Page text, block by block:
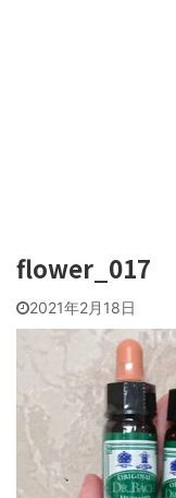
flower_017
2021年2月18日